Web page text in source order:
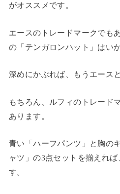
がオススメです。
エースのトレードマークでも
の「テンガロンハット」はい
深めにかぶれば、もうエースと
もちろん、ルフィのトレード
あります。
青い「ハーフパンツ」と胸の
ャツ」の3点セットを揃えれ
す。